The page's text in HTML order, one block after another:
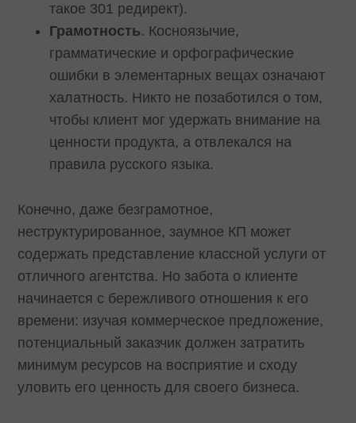
такое 301 редирект).
Грамотность. Косноязычие,
грамматические и орфографические
ошибки в элементарных вещах означают
халатность. Никто не позаботился о том,
чтобы клиент мог удержать внимание на
ценности продукта, а отвлекался на
правила русского языка.
Конечно, даже безграмотное,
неструктурированное, заумное КП может
содержать представление классной услуги от
отличного агентства. Но забота о клиенте
начинается с бережливого отношения к его
времени: изучая коммерческое предложение,
потенциальный заказчик должен затратить
минимум ресурсов на восприятие и сходу
уловить его ценность для своего бизнеса.